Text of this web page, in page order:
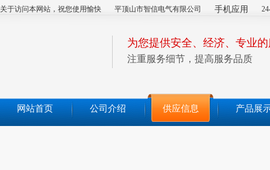
关于访问本网站，祝您使用愉快 平顶山市智信电气有限公司 手机应用
为您提供安全、经济、专业
注重服务细节，提高服务品质
网站首页 公司介绍 供应信息 产品展